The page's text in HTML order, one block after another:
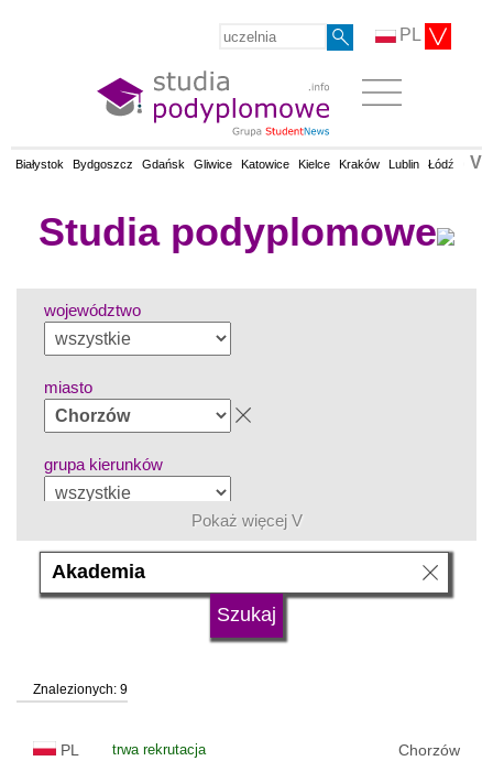
PL
Białystok Bydgoszcz Gdańsk Gliwice Katowice Kielce Kraków Lublin Łódź V
Studia podyplomowe
województwo
miasto
grupa kierunków
język
status uczelni
Pokaż więcej V
Znalezionych: 9
PL trwa rekrutacja Chorzów